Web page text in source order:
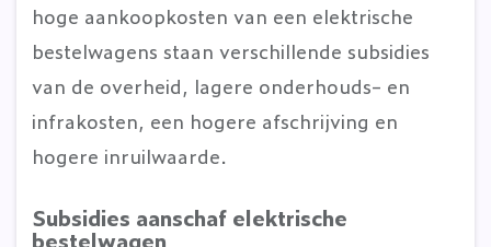
hoge aankoopkosten van een elektrische
bestelwagens staan verschillende subsidies
van de overheid, lagere onderhouds- en
infrakosten, een hogere afschrijving en
hogere inruilwaarde.
Subsidies aanschaf elektrische
bestelwagen